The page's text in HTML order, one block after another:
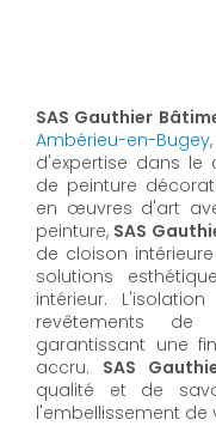
SAS Gauthier
Ambérieu-en-Bugey
d'expertise dans le
de peinture
en œuvres d'art
peinture, SAS
de cloison
solutions
intérieur.
revêtements
garantissant une
accru. SAS
qualité et de
l'embellissement de